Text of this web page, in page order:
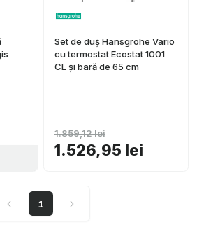
Set de duș Hansgrohe Vario
cu termostat Ecostat 1001
CL și bară de 65 cm
1.526,95 lei
1.859,12 lei
1